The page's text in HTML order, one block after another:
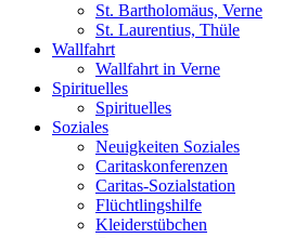
St. Bartholomäus, Verne
St. Laurentius, Thüle
Wallfahrt
Wallfahrt in Verne
Spirituelles
Spirituelles
Soziales
Neuigkeiten Soziales
Caritaskonferenzen
Caritas-Sozialstation
Flüchtlingshilfe
Kleiderstübchen